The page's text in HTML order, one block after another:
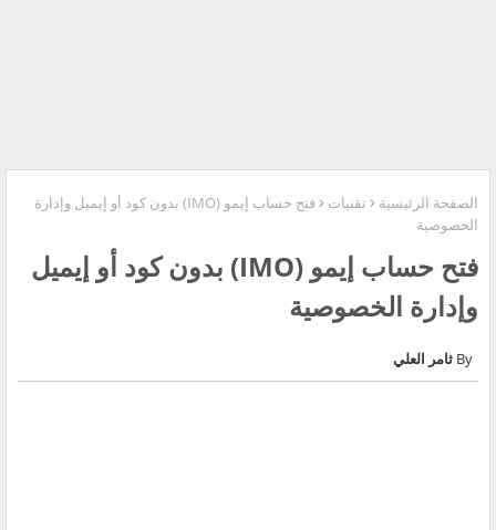
الصفحة الرئيسية تقنيات
فتح حساب إيمو (IMO) بدون كود أو إيميل وإدارة
الخصوصية
فتح حساب إيمو (IMO) بدون كود أو إيميل
وإدارة الخصوصية
ثامر العلي